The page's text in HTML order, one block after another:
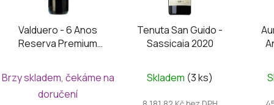
u
k
Valduero - 6 Anos
Reserva Premium
Brzy skladem, čekáme na
doručení
Tenuta San Guido -
Sassicaia 2020
Skladem (3 ks)